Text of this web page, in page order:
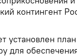
контингент
установлен план
для